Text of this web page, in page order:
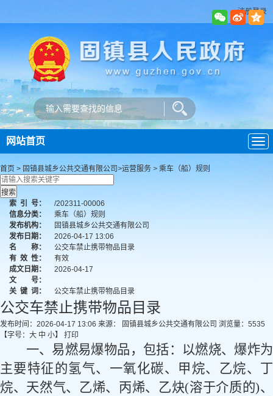
注册登录
导
航
网站首页
首页 > 固镇县城乡公共交通有限公司 >运营服务 > 乘车（船）规则
索 引 号：
/202311-00006
信息分类：
乘车（船）规则
发布机构：
固镇县城乡公共交通有限公司
发布日期：
2026-04-17 13:06
名 称：
公交车禁止携带物品目录
有 效 性：
有效
成文日期：
2026-04-17
文 号：
关 键 词： 公交车禁止携带物品目录
公交车禁止携带物品目录
发布时间：2026-04-17 13:06 来源： 固镇县城乡公共交通有限公司 浏览量： 5535
【字号： 大 中 小】 打印
一、易燃易爆物品，包括：以燃烧、爆炸为
主要特征的氢气、一氧化碳、甲烷、乙烷、丁
烷、天然气、乙烯、丙烯、乙炔(溶于介质的)、